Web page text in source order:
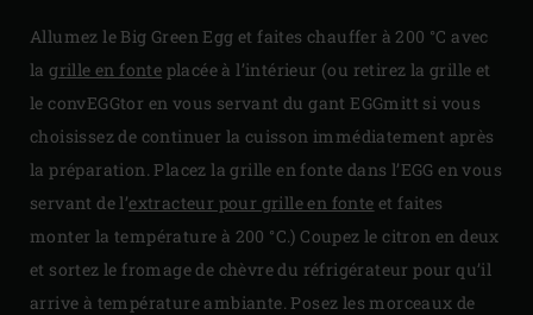
Allumez le Big Green Egg et faites chauffer à 200 °C avec
lagrille en fonte placée à l’intérieur (ou retirez la grille et
le convEGGtor en vous servant du gant EGGmitt si vous
choisissez de continuer la cuisson immédiatement après
la préparation. Placez la grille en fonte dans l’EGG en vous
servant de l’extracteur pour grille en fonte et faites
monter la température à 200 °C.) Coupez le citron en deux
et sortez le fromage de chèvre du réfrigérateur pour qu’il
arrive à température ambiante. Posez les morceaux de